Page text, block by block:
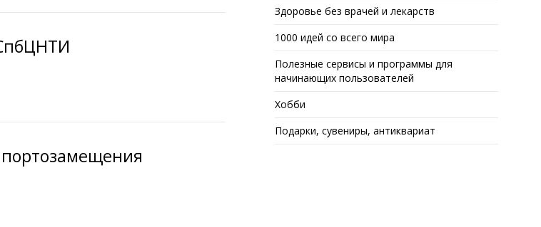
Здоровье без врачей и лекарств
1000 идей со всего мира
Полезные сервисы и программы для
начинающих пользователей
Хобби
Подарки, сувениры, антиквариат